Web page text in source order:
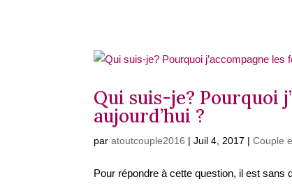
Qui suis-je? Pourquoi
aujourd’hui ?
paratoutcouple2016 |Juil 4, 2017 |Couple
Pour répondre à cette question, il est